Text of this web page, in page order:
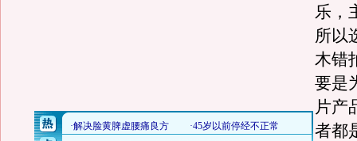
乐，
所以
木错
要是
片产
者都